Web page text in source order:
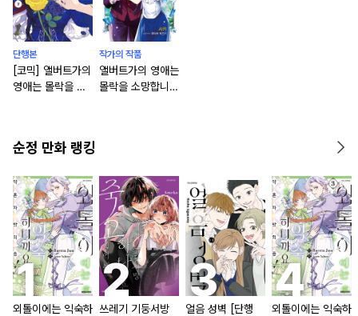
단행본
[코믹] 앨버트가의
영애는 몰락을 소
작가의 작품
앨버트가의 영애는
몰락을 소망합니다
순정 만화 랭킹
외톨이에는 익숙하 쓰레기 기둥서방
얼음 성벽 [단행
외톨이에는 익숙하